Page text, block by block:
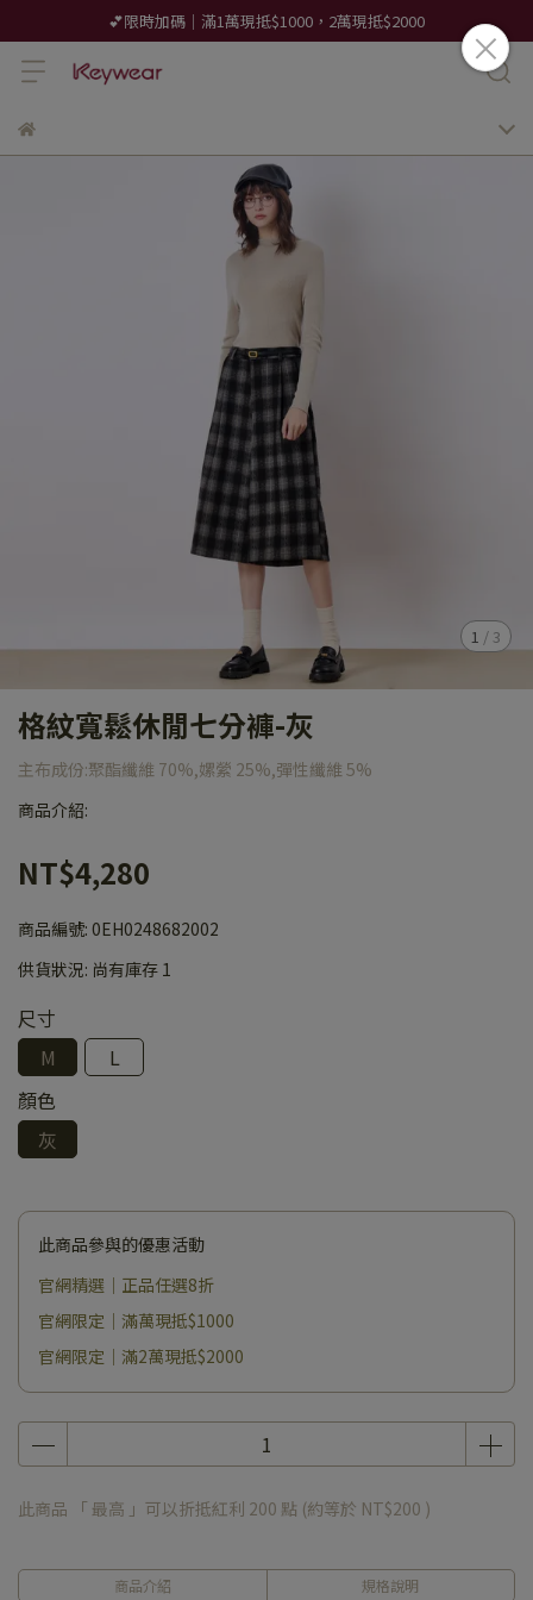
💕限時加碼｜滿1萬現抵$1000，2萬現抵$2000
1 / 3
格紋寬鬆休閒七分褲-灰
主布成份:聚酯纖維 70%,嫘縈 25%,彈性纖維 5%
商品介紹:
NT$4,280
商品編號: 0EH0248682002
供貨狀況: 尚有庫存 1
尺寸
M
L
顏色
灰
此商品參與的優惠活動
官網精選｜正品任選8折
官網限定｜滿萬現抵$1000
官網限定｜滿2萬現抵$2000
此商品 「 最高 」可以折抵紅利 200 點 (約等於 NT$200 )
商品介紹 規格說明